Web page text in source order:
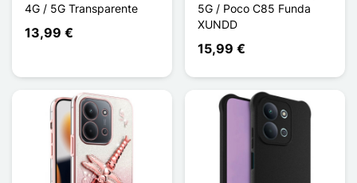
4G / 5G Transparente
13,99 €
5G / Poco C85 Funda
XUNDD
15,99 €